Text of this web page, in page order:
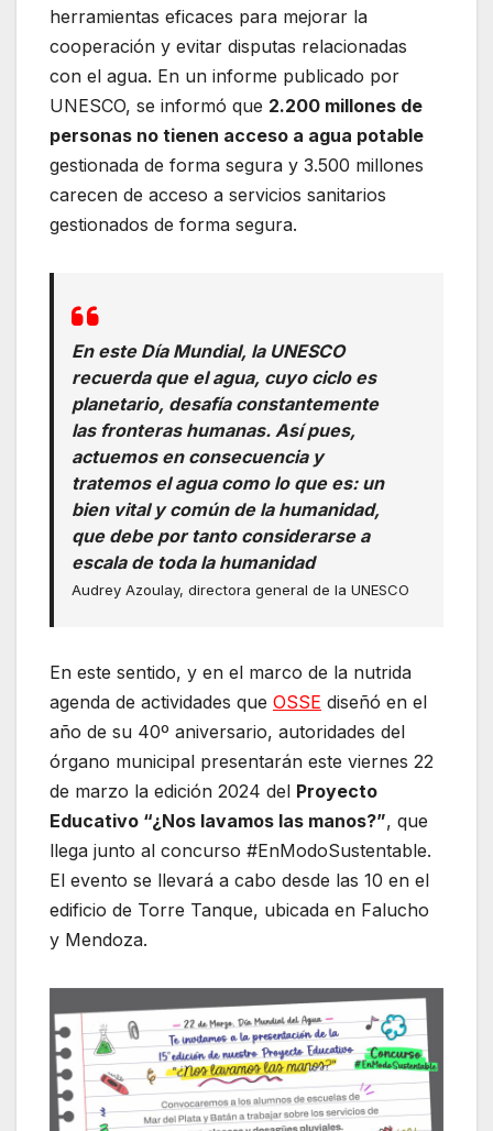
herramientas eficaces para mejorar la
cooperación y evitar disputas relacionadas
con el agua. En un informe publicado por
UNESCO, se informó que 2.200 millones de
personas no tienen acceso a agua potable
gestionada de forma segura y 3.500 millones
carecen de acceso a servicios sanitarios
gestionados de forma segura.
En este Día Mundial, la UNESCO
recuerda que el agua, cuyo ciclo es
planetario, desafía constantemente
las fronteras humanas. Así pues,
actuemos en consecuencia y
tratemos el agua como lo que es: un
bien vital y común de la humanidad,
que debe por tanto considerarse a
escala de toda la humanidad
Audrey Azoulay, directora general de la UNESCO
En este sentido, y en el marco de la nutrida
agenda de actividades que OSSE diseñó en el
año de su 40º aniversario, autoridades del
órgano municipal presentarán este viernes 22
de marzo la edición 2024 del Proyecto
Educativo “¿Nos lavamos las manos?”, que
llega junto al concurso #EnModoSustentable.
El evento se llevará a cabo desde las 10 en el
edificio de Torre Tanque, ubicada en Falucho
y Mendoza.